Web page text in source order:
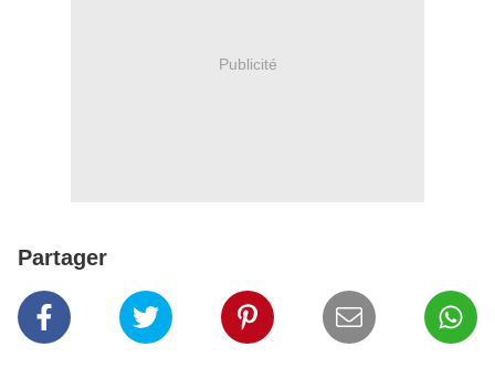
Publicité
Partager